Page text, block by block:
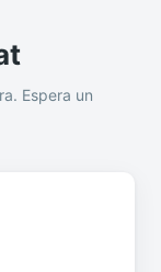
Espera un